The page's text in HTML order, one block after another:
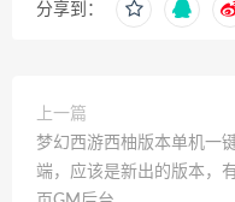
分享到：
上一篇
梦幻西游西柚版本单机一
端，应该是新出的版本，